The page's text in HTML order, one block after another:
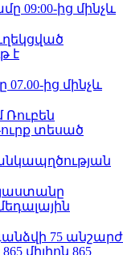
09:00-ից մինչև
է
07.00-ից մինչև
տեսած
75 անշարժ
միլիոն 865